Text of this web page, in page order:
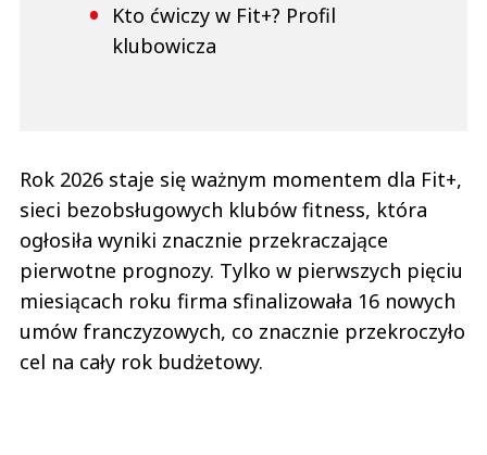
Kto ćwiczy w Fit+? Profil
klubowicza
Rok 2026 staje się ważnym momentem dla Fit+,
sieci bezobsługowych klubów fitness, która
ogłosiła wyniki znacznie przekraczające
pierwotne prognozy. Tylko w pierwszych pięciu
miesiącach roku firma sfinalizowała 16 nowych
umów franczyzowych, co znacznie przekroczyło
cel na cały rok budżetowy.